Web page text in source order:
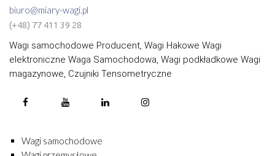
biuro@miary-wagi.pl
(+48) 77 411 39 28
Wagi samochodowe Producent, Wagi Hakowe Wagi
elektroniczne Waga Samochodowa, Wagi podkładkowe Wagi
magazynowe, Czujniki Tensometryczne
Wagi samochodowe